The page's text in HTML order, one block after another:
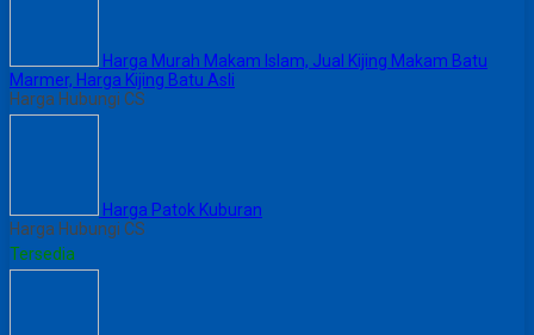
Harga Murah Makam Islam, Jual Kijing Makam Batu
Marmer, Harga Kijing Batu Asli
Harga Hubungi CS
Harga Patok Kuburan
Harga Hubungi CS
Tersedia